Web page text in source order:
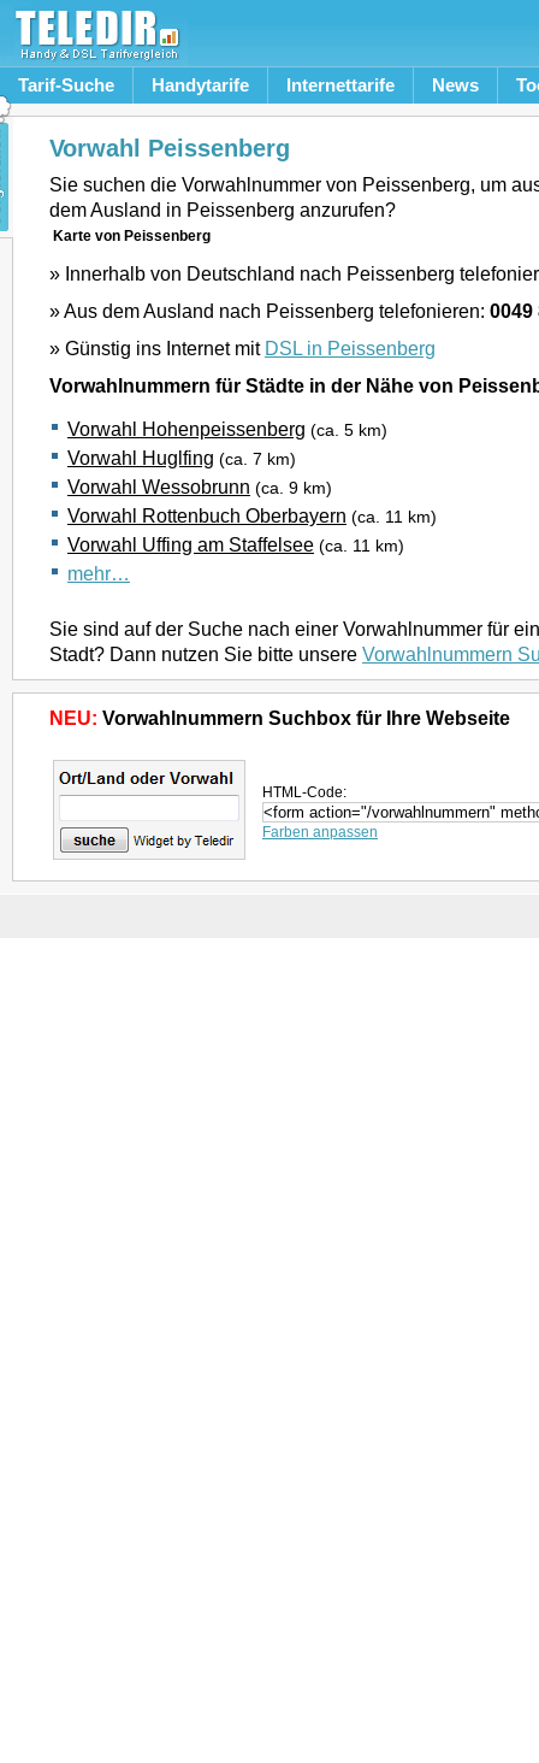
Tarif-Suche Handytarife Internettarife News
Vorwahl Peissenberg
Sie suchen die Vorwahlnummer von Peissenberg, um
dem Ausland in Peissenberg anzurufen?
Karte von Peissenberg
» Innerhalb von Deutschland nach Peissenberg
» Aus dem Ausland nach Peissenberg telefonieren: 0049
» Günstig ins Internet mit DSL in Peissenberg
Vorwahlnummern für Städte in der Nähe von
Vorwahl Hohenpeissenberg (ca. 5 km)
Vorwahl Huglfing (ca. 7 km)
Vorwahl Wessobrunn (ca. 9 km)
Vorwahl Rottenbuch Oberbayern (ca. 11 km)
Vorwahl Uffing am Staffelsee (ca. 11 km)
mehr…
Sie sind auf der Suche nach einer Vorwahlnummer für
Stadt? Dann nutzen Sie bitte unsere Vorwahlnummern
NEU: Vorwahlnummern Suchbox für Ihre Webseite
HTML-Code:
Farben anpassen